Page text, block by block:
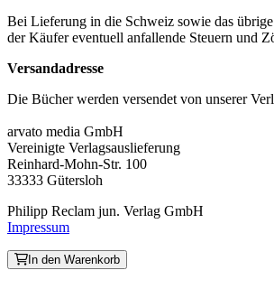
Bei Lieferung in die Schweiz sowie das
der Käufer eventuell anfallende Steuern und
Versandadresse
Die Bücher werden versendet von unserer
arvato media GmbH
Vereinigte Verlagsauslieferung
Reinhard-Mohn-Str. 100
33333 Gütersloh
Philipp Reclam jun. Verlag GmbH
Impressum
In den Warenkorb